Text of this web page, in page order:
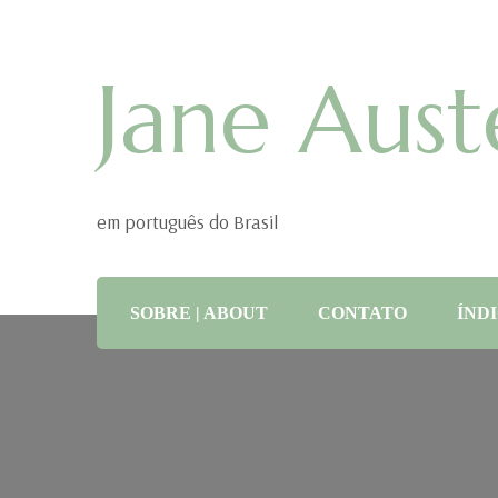
Jane
em português do Brasil
SOBRE | ABOUT CONTATO